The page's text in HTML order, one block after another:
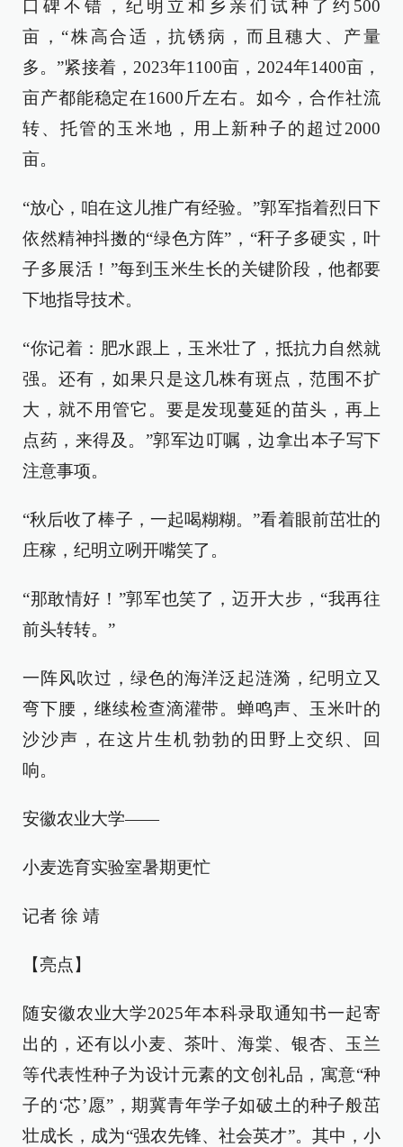
口碑不错，纪明立和乡亲们试种了约500
亩，“株高合适，抗锈病，而且穗大、产量
多。”紧接着，2023年1100亩，2024年1400亩，
亩产都能稳定在1600斤左右。如今，合作社流
转、托管的玉米地，用上新种子的超过2000
亩。
“放心，咱在这儿推广有经验。”郭军指着烈日下
依然精神抖擞的“绿色方阵”，“秆子多硬实，叶
子多展活！”每到玉米生长的关键阶段，他都要
下地指导技术。
“你记着：肥水跟上，玉米壮了，抵抗力自然就
强。还有，如果只是这几株有斑点，范围不扩
大，就不用管它。要是发现蔓延的苗头，再上
点药，来得及。”郭军边叮嘱，边拿出本子写下
注意事项。
“秋后收了棒子，一起喝糊糊。”看着眼前茁壮的
庄稼，纪明立咧开嘴笑了。
“那敢情好！”郭军也笑了，迈开大步，“我再往
前头转转。”
一阵风吹过，绿色的海洋泛起涟漪，纪明立又
弯下腰，继续检查滴灌带。蝉鸣声、玉米叶的
沙沙声，在这片生机勃勃的田野上交织、回
响。
安徽农业大学——
小麦选育实验室暑期更忙
记者 徐 靖
【亮点】
随安徽农业大学2025年本科录取通知书一起寄
出的，还有以小麦、茶叶、海棠、银杏、玉兰
等代表性种子为设计元素的文创礼品，寓意“种
子的‘芯’愿”，期冀青年学子如破土的种子般茁
壮成长，成为“强农先锋、社会英才”。其中，小